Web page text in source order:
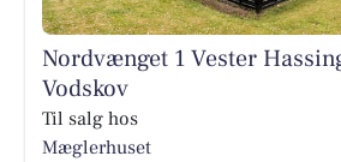
Nordvænget 1 Vester
Vodskov
Til salg hos
Mæglerhuset